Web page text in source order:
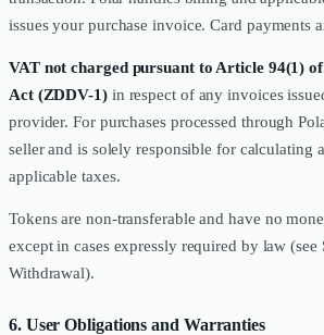
issues your purchase invoice. Card payments
VAT not charged pursuant to Article 94(1)
Act (ZDDV-1)in respect of any invoices
provider. For purchases processed through
seller and is solely responsible for calculating
applicable taxes.
Tokens are non-transferable and have no
except in cases expressly required by law
Withdrawal).
6. User Obligations and Warranties